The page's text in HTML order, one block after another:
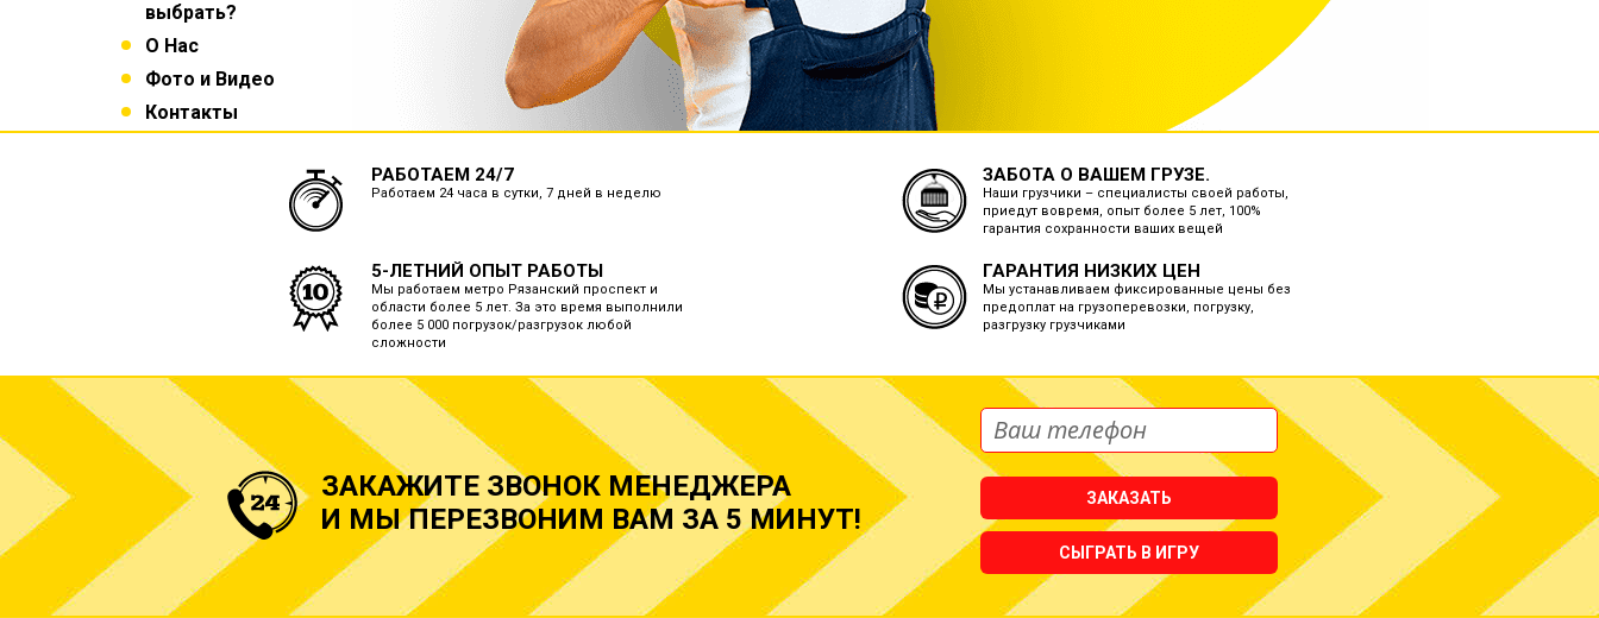
выбрать?
О Нас
Фото и Видео
Контакты
РАБОТАЕМ 24/7
Работаем 24 часа в сутки, 7 дней в неделю
ЗАБОТА О ВАШЕМ ГРУЗЕ.
Наши грузчики – специалисты своей работы,
приедут вовремя, опыт более 5 лет, 100%
гарантия сохранности ваших вещей
5-ЛЕТНИЙ ОПЫТ РАБОТЫ
Мы работаем метро Рязанский проспект и
области более 5 лет. За это время выполнили
более 5 000 погрузок/разгрузок любой
сложности
ГАРАНТИЯ НИЗКИХ ЦЕН
Мы устанавливаем фиксированные цены без
предоплат на грузоперевозки, погрузку,
разгрузку грузчиками
ЗАКАЖИТЕ ЗВОНОК МЕНЕДЖЕРА
И МЫ ПЕРЕЗВОНИМ ВАМ ЗА 5 МИНУТ!
ЗАКАЗАТЬ
СЫГРАТЬ В ИГРУ